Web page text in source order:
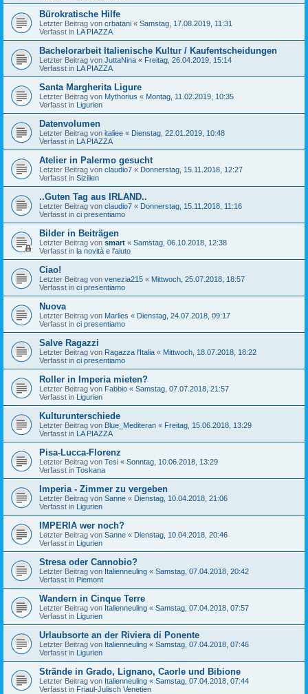
Bürokratische Hilfe
Letzter Beitrag von crbatani « Samstag, 17.08.2019, 11:31
Verfasst in LA PIAZZA
Bachelorarbeit Italienische Kultur / Kaufentscheidungen
Letzter Beitrag von JuttaNina « Freitag, 26.04.2019, 15:14
Verfasst in LA PIAZZA
Santa Margherita Ligure
Letzter Beitrag von Mythorius « Montag, 11.02.2019, 10:35
Verfasst in Ligurien
Datenvolumen
Letzter Beitrag von italiee « Dienstag, 22.01.2019, 10:48
Verfasst in LA PIAZZA
Atelier in Palermo gesucht
Letzter Beitrag von claudio7 « Donnerstag, 15.11.2018, 12:27
Verfasst in Sizilien
..Guten Tag aus IRLAND..
Letzter Beitrag von claudio7 « Donnerstag, 15.11.2018, 11:16
Verfasst in ci presentiamo
Bilder in Beiträgen
Letzter Beitrag von smart « Samstag, 06.10.2018, 12:38
Verfasst in la novità e l'aiuto
Ciao!
Letzter Beitrag von venezia215 « Mittwoch, 25.07.2018, 18:57
Verfasst in ci presentiamo
Nuova
Letzter Beitrag von Marlies « Dienstag, 24.07.2018, 09:17
Verfasst in ci presentiamo
Salve Ragazzi
Letzter Beitrag von Ragazza l'Italia « Mittwoch, 18.07.2018, 18:22
Verfasst in ci presentiamo
Roller in Imperia mieten?
Letzter Beitrag von Fabbio « Samstag, 07.07.2018, 21:57
Verfasst in Ligurien
Kulturunterschiede
Letzter Beitrag von Blue_Mediteran « Freitag, 15.06.2018, 13:29
Verfasst in LA PIAZZA
Pisa-Lucca-Florenz
Letzter Beitrag von Tesi « Sonntag, 10.06.2018, 13:29
Verfasst in Toskana
Imperia - Zimmer zu vergeben
Letzter Beitrag von Sanne « Dienstag, 10.04.2018, 21:06
Verfasst in Ligurien
IMPERIA wer noch?
Letzter Beitrag von Sanne « Dienstag, 10.04.2018, 20:46
Verfasst in Ligurien
Stresa oder Cannobio?
Letzter Beitrag von Italienneuling « Samstag, 07.04.2018, 20:42
Verfasst in Piemont
Wandern in Cinque Terre
Letzter Beitrag von Italienneuling « Samstag, 07.04.2018, 07:57
Verfasst in Ligurien
Urlaubsorte an der Riviera di Ponente
Letzter Beitrag von Italienneuling « Samstag, 07.04.2018, 07:46
Verfasst in Ligurien
Strände in Grado, Lignano, Caorle und Bibione
Letzter Beitrag von Italienneuling « Samstag, 07.04.2018, 07:44
Verfasst in Friaul-Julisch Venetien